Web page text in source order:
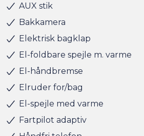
AUX stik
Bakkamera
Elektrisk bagklap
El-foldbare spejle m. varme
El-håndbremse
Elruder for/bag
El-spejle med varme
Fartpilot adaptiv